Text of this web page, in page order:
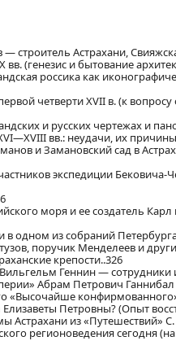
строитель Астрахани,
(генезис и бытование
россика как
четверти XVII в. (к
и русских чертежах и
вв.: неудачи, их
и Замановский сад в
экспедиции Бековича-
моря и ее создатель Карл
в одном из собраний
поручик Менделеев и
крепости..326
Геннин — сотрудники
Абрам Петрович Ганнибал
«Высочайше
Петровны? (Опыт
Астрахани из «Путешествий» С.
регионоведения сегодня